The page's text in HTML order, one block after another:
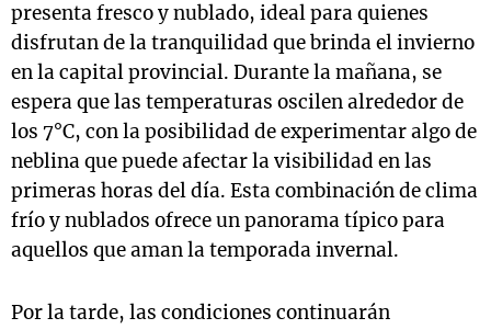
presenta fresco y nublado, ideal para quienes
disfrutan de la tranquilidad que brinda el invierno
en la capital provincial. Durante la mañana, se
espera que las temperaturas oscilen alrededor de
los 7°C, con la posibilidad de experimentar algo de
neblina que puede afectar la visibilidad en las
primeras horas del día. Esta combinación de clima
frío y nublados ofrece un panorama típico para
aquellos que aman la temporada invernal.
Por la tarde, las condiciones continuarán